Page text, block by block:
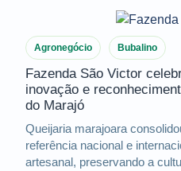
Agronegócio Bubalino
Fazenda São Victor
inovação e
do Marajó
Queijaria marajoara
referência nacional e
artesanal, preservando a